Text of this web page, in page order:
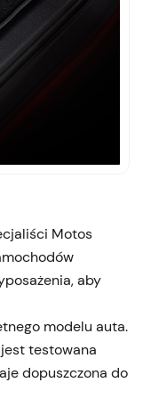
Motos
aby
modelu auta.
testowana
dopuszczona do